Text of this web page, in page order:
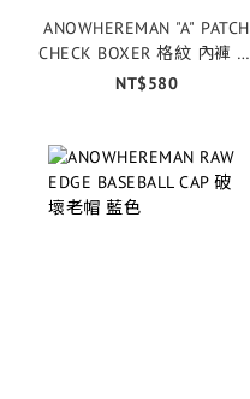
ANOWHEREMAN "A" PATCH
CHECK BOXER 格紋 內褲 棕
色
NT$580